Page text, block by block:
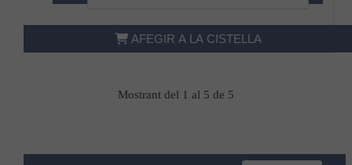
AFEGIR A LA CISTELLA
Mostrant del 1 al 5 de 5